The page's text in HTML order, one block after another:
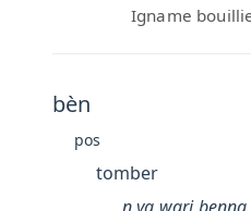
Igname
bèn
pos
tomber
n ya wari benna